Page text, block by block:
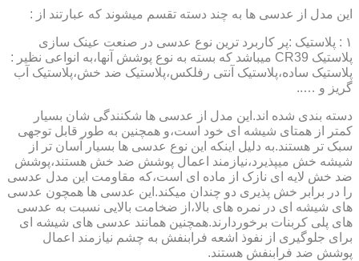
این مدل از عدسی ها به چند دسته تقسم میشوند که عبارتند از :
۱ : پلاستیک :پر کاربرد ترین نوع عدسی در صنعت عینک سازی
پلاستیک CR39 میباشد که بسته به نوع پوشش آنها،به انواعی نظیر :
پلاستیک ساده،پلاستیک آنتی رفلکس،پلاستیک ضد خش،پلاستیک آب
گریز و …..
دسته بندی شده اند.این مدل از عدسی ها شکنندگی شان بسیار
کمتر از همتای شیشه ای خود است،و همچنین به طور قابل توجهی
سبک تر هستند.به دلیل اینکه این نوع عدسی ها بسیار آسان تر از
شیشه خش میپذیرد،نیازمند اعمال پوشش ضد خش هستند،پوشش
ضد خش لایه ای نازک از ماده ای است،که مقاومت این مدل عدسی
را در برابر خش پذیری دو چندان میکند.این عدسی ها همچون عدسی
های شیشه ای در نمره های بالا،از ضخامت بالایی نسبت به عدسی
های پلی کربنات برخوردارند.همچنین همانند عدسی های شیشه ای
برای جلوگیری از نفوذ اشعه فرابنفش به چشم نیازمند اعمال
پوشش ضد فرابنفش هستند.